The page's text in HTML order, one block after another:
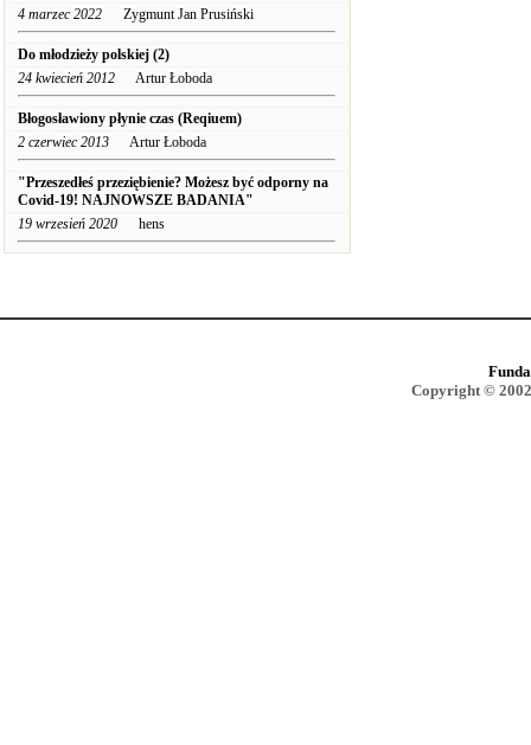
4 marzec 2022 Zygmunt Jan Prusiński
Do młodzieży polskiej (2)
24 kwiecień 2012 Artur Łoboda
Błogosławiony płynie czas (Reqiuem)
2 czerwiec 2013 Artur Łoboda
"Przeszedłeś przeziębienie? Możesz być odporny na
Covid-19! NAJNOWSZE BADANIA"
19 wrzesień 2020 hens
Copyright ©